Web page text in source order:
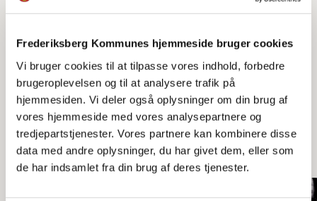
Frederiksberg Kommunes hjemmeside bruger cookies
Vi bruger cookies til at tilpasse vores indhold, forbedre
brugeroplevelsen og til at analysere trafik på
hjemmesiden. Vi deler også oplysninger om din brug af
vores hjemmeside med vores analysepartnere og
tredjepartstjenester. Vores partnere kan kombinere disse
data med andre oplysninger, du har givet dem, eller som
de har indsamlet fra din brug af deres tjenester.
Video længde: 06:47
Se også